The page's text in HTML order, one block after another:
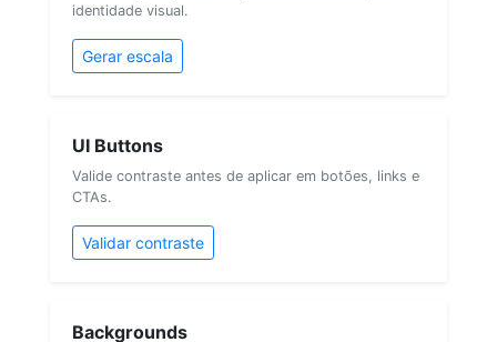
identidade visual.
Gerar escala
UI Buttons
Valide contraste antes de aplicar em botões, links e
CTAs.
Validar contraste
Backgrounds